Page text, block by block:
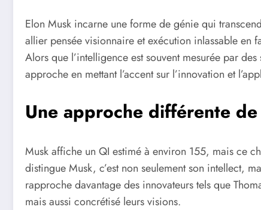
Elon Musk incarne une forme de génie qui
allier pensée visionnaire et exécution inlassable en
Alors que l’intelligence est souvent mesurée par
approche en mettant l’accent sur l’innovation et
Une approche différente
Musk affiche un QI estimé à environ 155, mais ce
distingue Musk, c’est non seulement son intellect,
rapproche davantage des innovateurs tels que
mais aussi concrétisé leurs visions.